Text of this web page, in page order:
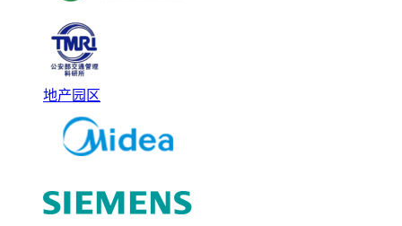
地产园区